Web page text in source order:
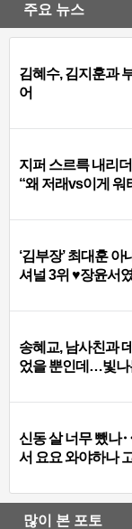
주요 뉴스
김혜수, 김지훈과
어
지퍼 스르륵 내리
“왜 저래vs이게 워
‘김부장’ 최대훈
셔널 3위 ♥장윤서
송혜교, 남사친과
었을 뿐인데…빛나
신동 살 너무 뺐나
서 요요 와야하나
많이 본 포토